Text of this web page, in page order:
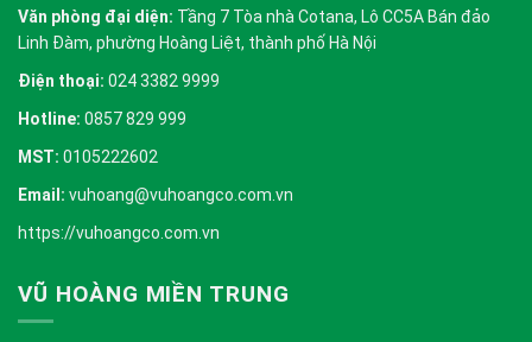
Văn phòng đại diện: Tầng 7 Tòa nhà Cotana, Lô CC5A Bán đảo
Linh Đàm, phường Hoàng Liệt, thành phố Hà Nội
Điện thoại: 024 3382 9999
Hotline: 0857 829 999
MST: 0105222602
Email: vuhoang@vuhoangco.com.vn
https://vuhoangco.com.vn
VŨ HOÀNG MIỀN TRUNG